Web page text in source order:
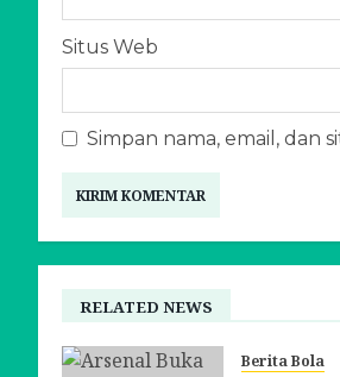
Situs Web
Simpan nama, email, dan
RELATED NEWS
Berita Bola